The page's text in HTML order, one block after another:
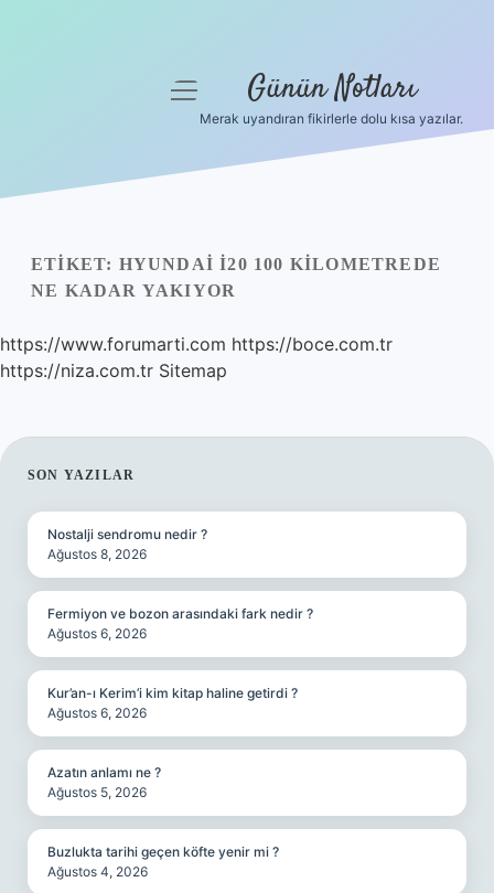
Yasal Uyarı
menüyü
Günün Notları
Merak uyandıran fikirlerle dolu kısa yazılar.
ETIKET: HYUNDAI I20 100 KILOMETREDE
NE KADAR YAKIYOR
https://www.forumarti.com https://boce.com.tr
https://niza.com.tr Sitemap
SIDEBAR
SON YAZILAR
Nostalji sendromu nedir ?
Ağustos 8, 2026
Fermiyon ve bozon arasındaki fark nedir ?
Ağustos 6, 2026
Kur’an-ı Kerim’i kim kitap haline getirdi ?
Ağustos 6, 2026
Azatın anlamı ne ?
Ağustos 5, 2026
Buzlukta tarihi geçen köfte yenir mi ?
Ağustos 4, 2026